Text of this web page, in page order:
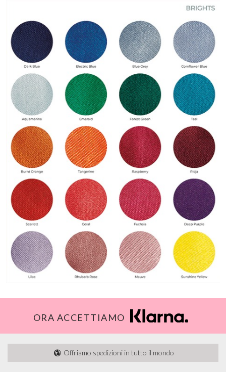
ORA ACCETTIAMO
Offriamo spedizioni in tutto il mondo